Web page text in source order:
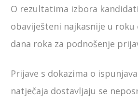
O rezultatima izbora
obaviješteni najkasnije u roku
dana roka za podnošenje
Prijave s dokazima o
natječaja dostavljaju se